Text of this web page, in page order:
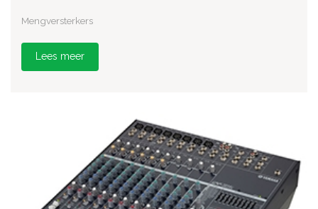
Mengversterkers
Lees meer